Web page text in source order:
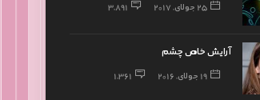
25 جولای, 2017 3,891
آرایش خاص چشم
19 جولای, 2016 1,361